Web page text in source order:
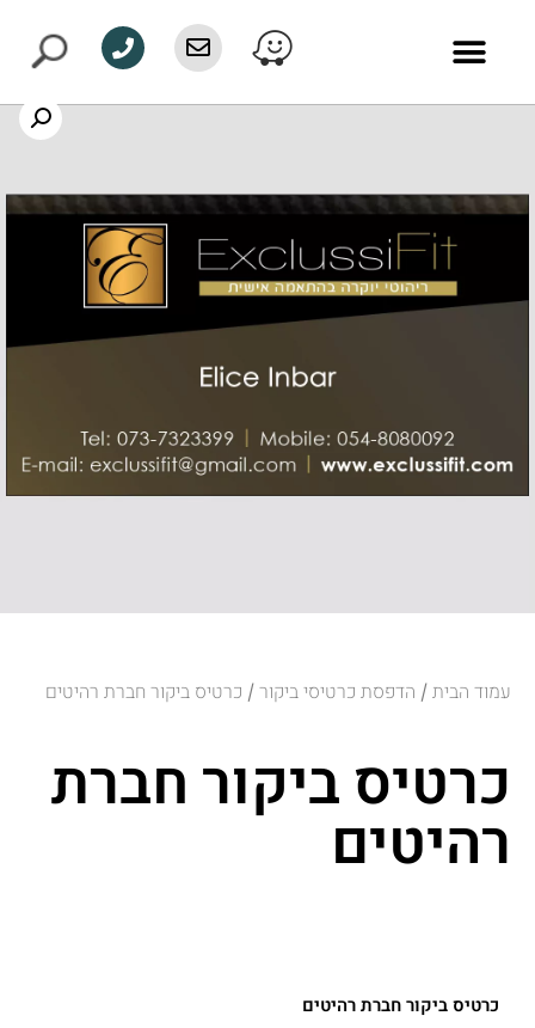
עמוד הבית / הדפסת כרטיסי ביקור / כרטיס ביקור חברת רהיטים
כרטיס ביקור חברת
רהיטים
כרטיס ביקור חברת רהיטים